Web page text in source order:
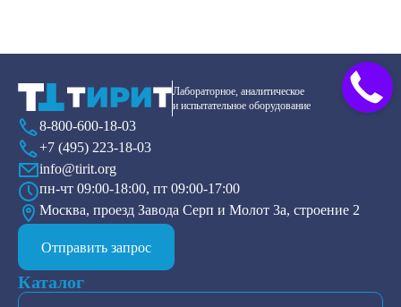
Лабораторное, аналитическое
и испытательное оборудование
8-800-600-18-03
+7 (495) 223-18-03
info@tirit.org
пн-чт 09:00-18:00, пт 09:00-17:00
Москва, проезд Завода Серп и Молот 3а, строение 2
Отправить запрос
Каталог